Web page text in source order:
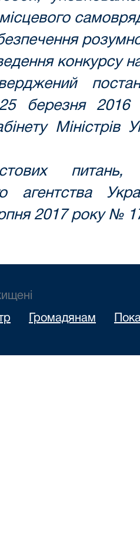
конкурсу
25 березня
Міністрів
питань,
агентства
2017 року №
Громадянам